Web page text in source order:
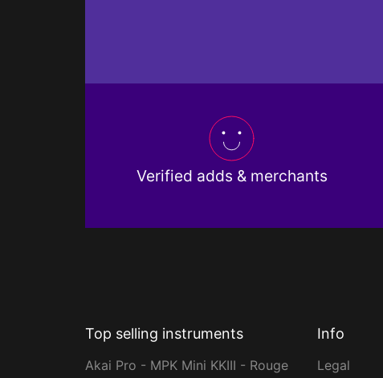
Verified adds & merchants
Top selling instruments
Akai Pro - MPK Mini KKIII - Rouge
Info
Legal